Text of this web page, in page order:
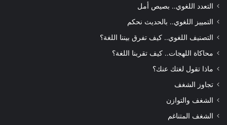
التعدد اللغوي.. بصيص أمل
التمييز اللغوي.. بالحديث نحكم
التصنيف اللغوي.. كيف تفرق بيننا اللغة؟
محاكاة اللهجات.. كيف تقربنا اللغة؟
ماذا تقول لغتك عنك؟
تجاوز الشغف
الشغف والتوازن
الشغف المتناغم